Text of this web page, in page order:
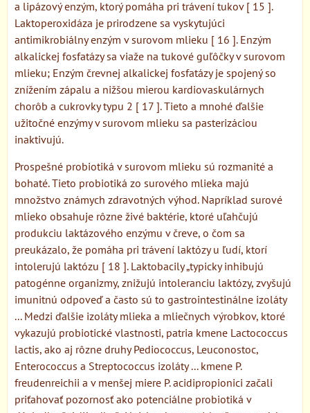
a lipázový enzým, ktorý pomáha pri trávení tukov [ 15 ].
Laktoperoxidáza je prirodzene sa vyskytujúci
antimikrobiálny enzým v surovom mlieku [ 16 ]. Enzým
alkalickej fosfatázy sa viaže na tukové guľôčky v surovom
mlieku; Enzým črevnej alkalickej fosfatázy je spojený so
znížením zápalu a nižšou mierou kardiovaskulárnych
chorôb a cukrovky typu 2 [ 17 ]. Tieto a mnohé ďalšie
užitočné enzýmy v surovom mlieku sa pasterizáciou
inaktivujú.
Prospešné probiotiká v surovom mlieku sú rozmanité a
bohaté. Tieto probiotiká zo surového mlieka majú
množstvo známych zdravotných výhod. Napríklad surové
mlieko obsahuje rôzne živé baktérie, ktoré uľahčujú
produkciu laktázového enzýmu v čreve, o čom sa
preukázalo, že pomáha pri trávení laktózy u ľudí, ktorí
intolerujú laktózu [ 18 ]. Laktobacily „typicky inhibujú
patogénne organizmy, znižujú intoleranciu laktózy, zvyšujú
imunitnú odpoveď a často sú to gastrointestinálne izoláty
... Medzi ďalšie izoláty mlieka a mliečnych výrobkov, ktoré
vykazujú probiotické vlastnosti, patria kmene Lactococcus
lactis, ako aj rôzne druhy Pediococcus, Leuconostoc,
Enterococcus a Streptococcus izoláty ... kmene P.
freudenreichii a v menšej miere P. acidipropionici začali
priťahovať pozornosť ako potenciálne probiotiká v